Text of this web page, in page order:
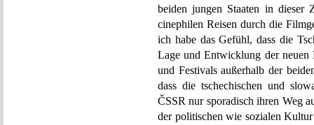
beiden jungen Staaten in dieser
cinephilen Reisen durch die
ich habe das Gefühl, dass die
Lage und Entwicklung der neuen
und Festivals außerhalb der
dass die tschechischen und
ČSSR nur sporadisch ihren Weg
der politischen wie sozialen